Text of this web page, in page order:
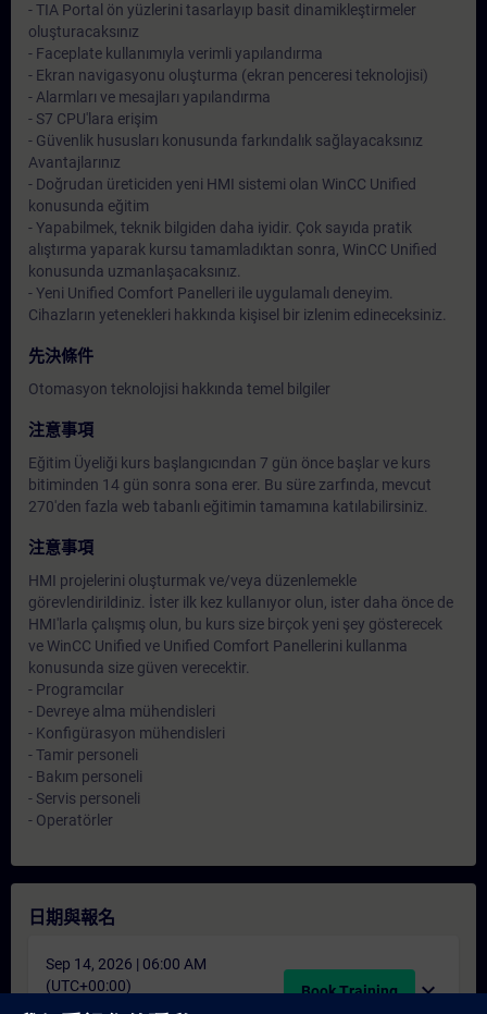
- TIA Portal ön yüzlerini tasarlayıp basit dinamikleştirmeler
oluşturacaksınız
- Faceplate kullanımıyla verimli yapılandırma
- Ekran navigasyonu oluşturma (ekran penceresi teknolojisi)
- Alarmları ve mesajları yapılandırma
- S7 CPU'lara erişim
- Güvenlik hususları konusunda farkındalık sağlayacaksınız
Avantajlarınız
- Doğrudan üreticiden yeni HMI sistemi olan WinCC Unified
konusunda eğitim
- Yapabilmek, teknik bilgiden daha iyidir. Çok sayıda pratik
alıştırma yaparak kursu tamamladıktan sonra, WinCC Unified
konusunda uzmanlaşacaksınız.
- Yeni Unified Comfort Panelleri ile uygulamalı deneyim.
Cihazların yetenekleri hakkında kişisel bir izlenim edineceksiniz.
先決條件
Otomasyon teknolojisi hakkında temel bilgiler
注意事項
Eğitim Üyeliği kurs başlangıcından 7 gün önce başlar ve kurs
bitiminden 14 gün sonra sona erer. Bu süre zarfında, mevcut
270'den fazla web tabanlı eğitimin tamamına katılabilirsiniz.
注意事項
HMI projelerini oluşturmak ve/veya düzenlemekle
görevlendirildiniz. İster ilk kez kullanıyor olun, ister daha önce de
HMI'larla çalışmış olun, bu kurs size birçok yeni şey gösterecek
ve WinCC Unified ve Unified Comfort Panellerini kullanma
konusunda size güven verecektir.
- Programcılar
- Devreye alma mühendisleri
- Konfigürasyon mühendisleri
- Tamir personeli
- Bakım personeli
- Servis personeli
- Operatörler
日期與報名
Sep 14, 2026 | 06:00 AM
(UTC+00:00)
Book Training expand_more